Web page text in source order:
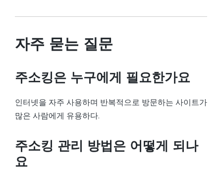
자주 묻는 질문
주소킹은 누구에게 필요한가요
인터넷을 자주 사용하며 반복적으로 방문하는 사이트가
많은 사람에게 유용하다.
주소킹 관리 방법은 어떻게 되나
요